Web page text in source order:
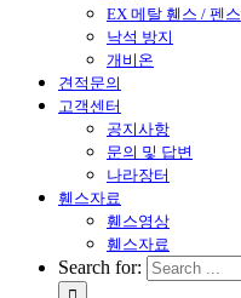
EX 메탈 휀스 / 펜스
낙석 방지
개비온
견적문의
고객센터
공지사항
문의 및 답변
나라장터
휀스자료
휀스영상
휀스자료
Search for: